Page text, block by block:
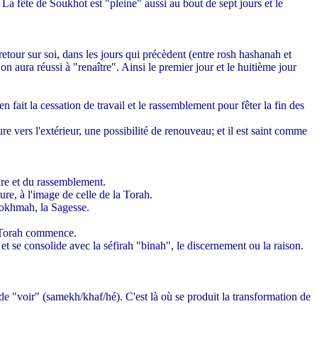
fête de Soukhot est "pleine" aussi au bout de sept jours et le
sur soi, dans les jours qui précèdent (entre rosh hashanah et
aura réussi à "renaître". Ainsi le premier jour et le huitième jour
fait la cessation de travail et le rassemblement pour fêter la fin des
vers l'extérieur, une possibilité de renouveau; et il est saint comme
et du rassemblement.
à l'image de celle de la Torah.
la Sagesse.
commence.
se consolide avec la séfirah "binah", le discernement ou la raison.
"voir" (samekh/khaf/hé). C'est là où se produit la transformation de